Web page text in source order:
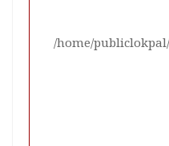
/home/